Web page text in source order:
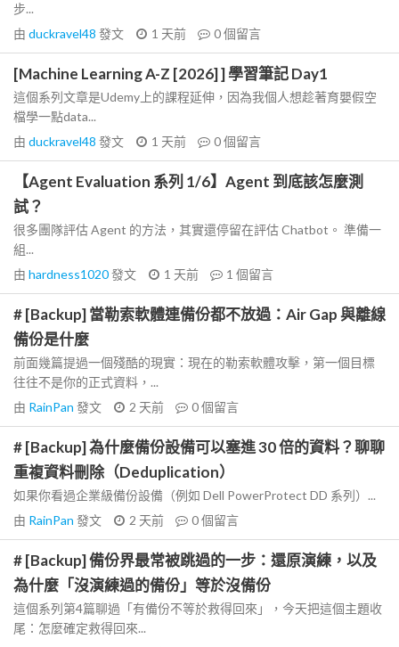
步...
由 duckravel48 發文 1 天前 0個留言
[Machine Learning A-Z [2026] ] 學習筆記 Day1
這個系列文章是Udemy上的課程延伸，因為我個人想趁著育嬰假空
檔學一點data...
由 duckravel48 發文 1 天前 0個留言
【Agent Evaluation 系列 1/6】Agent 到底該怎麼測
試？
很多團隊評估 Agent 的方法，其實還停留在評估 Chatbot。 準備一
組...
由 hardness1020發文 1 天前 1 個留言
# [Backup] 當勒索軟體連備份都不放過：Air Gap 與離線
備份是什麼
前面幾篇提過一個殘酷的現實：現在的勒索軟體攻擊，第一個目標
往往不是你的正式資料，...
由 RainPan 發文 2 天前 0個留言
# [Backup] 為什麼備份設備可以塞進 30 倍的資料？聊聊
重複資料刪除（Deduplication）
如果你看過企業級備份設備（例如 Dell PowerProtect DD 系列）...
由 RainPan 發文 2 天前 0個留言
# [Backup] 備份界最常被跳過的一步：還原演練，以及
為什麼「沒演練過的備份」等於沒備份
這個系列第4篇聊過「有備份不等於救得回來」，今天把這個主題收
尾：怎麼確定救得回來...